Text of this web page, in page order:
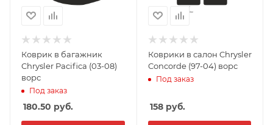
Коврик в багажник
Chrysler Pacifica (03-08)
ворс
Под заказ
180.50 руб.
Коврики в салон Chrysler
Concorde (97-04) ворс
Под заказ
158руб.